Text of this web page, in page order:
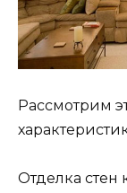
Рассмотрим
Отделка стен